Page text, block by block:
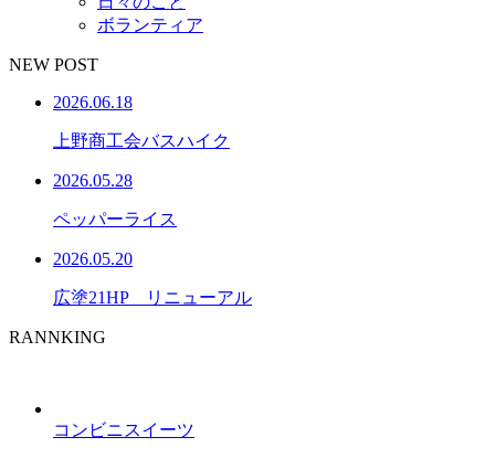
ボランティア
NEW POST
2026.06.18
上野商工会バスハイク
2026.05.28
ペッパーライス
2026.05.20
広塗21HP リニューアル
RANNKING
コンビニスイーツ